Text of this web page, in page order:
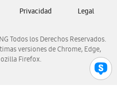
Venezuela
Todos los Derechos Reservados.
versiones de Chrome, Edge,
Firefox.
Privacidad Legal